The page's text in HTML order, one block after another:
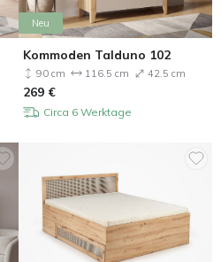
Neu
Kommoden Talduno 102
90 cm 116.5 cm 42.5 cm
269 €
Circa 6 Werktage